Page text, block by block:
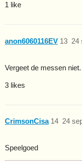
1 like
anon6060116EV 24
13
Vergeet de messen niet.
3 likes
CrimsonCisa 24
14
Speelgoed